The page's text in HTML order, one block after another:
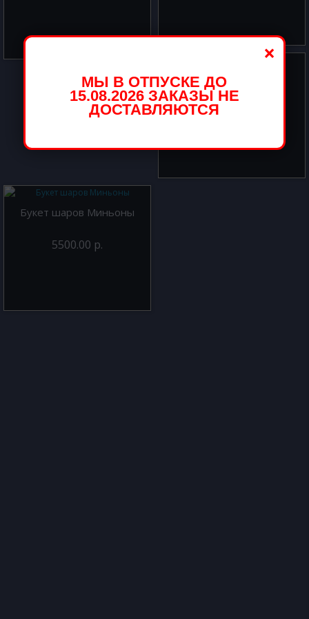
Букет шаров Love
2900.00 р.
Букет шаров Миньоны
5500.00 р.
×
МЫ В ОТПУСКЕ ДО
15.08.2026 ЗАКАЗЫ НЕ
ДОСТАВЛЯЮТСЯ